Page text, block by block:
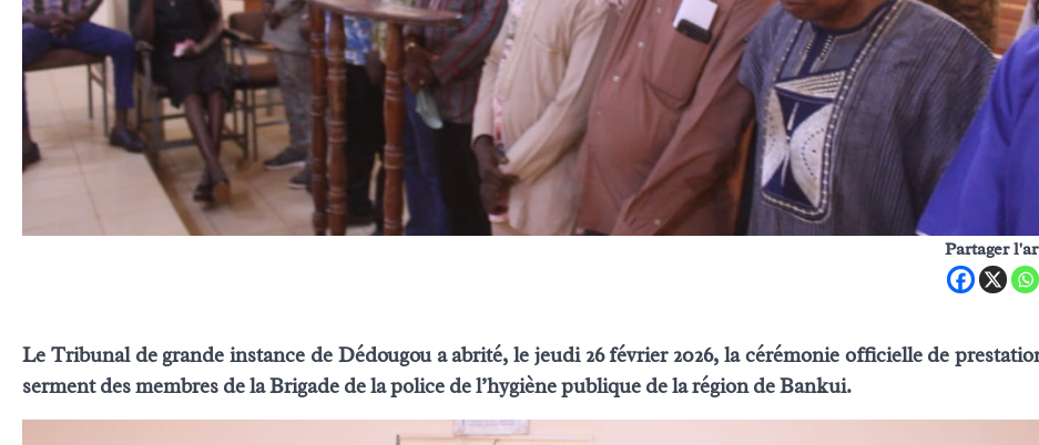
Partager
Le Tribunal de grande instance de Dédougou a abrité, le jeudi 26 février 2026, la cérémonie officielle de
serment des membres de la Brigade de la police de l’hygiène publique de la région de Bankui.